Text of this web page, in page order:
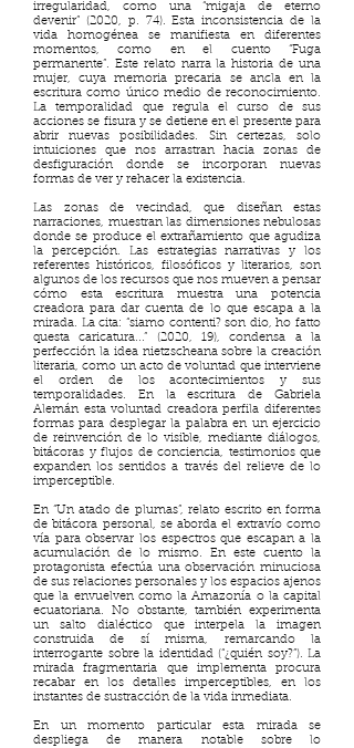
irregularidad, como una “migaja de eterno
devenir” (2020, p. 74). Esta inconsistencia de la
vida homogénea se manifiesta en diferentes
momentos, como en el cuento “Fuga
permanente”. Este relato narra la historia de una
mujer, cuya memoria precaria se ancla en la
escritura como único medio de reconocimiento.
La temporalidad que regula el curso de sus
acciones se fisura y se detiene en el presente para
abrir nuevas posibilidades. Sin certezas, solo
intuiciones que nos arrastran hacia zonas de
desfiguración donde se incorporan nuevas
formas de ver y rehacer la existencia.
Las zonas de vecindad, que diseñan estas
narraciones, muestran las dimensiones nebulosas
donde se produce el extrañamiento que agudiza
la percepción. Las estrategias narrativas y los
referentes históricos, filosóficos y literarios, son
algunos de los recursos que nos mueven a pensar
cómo esta escritura muestra una potencia
creadora para dar cuenta de lo que escapa a la
mirada. La cita: “siamo contenti? son dio, ho fatto
questa caricatura...” (2020, 19), condensa a la
perfección la idea nietzscheana sobre la creación
literaria, como un acto de voluntad que interviene
el orden de los acontecimientos y sus
temporalidades. En la escritura de Gabriela
Alemán esta voluntad creadora perfila diferentes
formas para desplegar la palabra en un ejercicio
de reinvención de lo visible, mediante diálogos,
bitácoras y flujos de conciencia, testimonios que
expanden los sentidos a través del relieve de lo
imperceptible.
En “Un atado de plumas”, relato escrito en forma
de bitácora personal, se aborda el extravío como
vía para observar los espectros que escapan a la
acumulación de lo mismo. En este cuento la
protagonista efectúa una observación minuciosa
de sus relaciones personales y los espacios ajenos
que la envuelven como la Amazonía o la capital
ecuatoriana. No obstante, también experimenta
un salto dialéctico que interpela la imagen
construida de sí misma, remarcando la
interrogante sobre la identidad (“¿quién soy?”). La
mirada fragmentaria que implementa procura
recabar en los detalles imperceptibles, en los
instantes de sustracción de la vida inmediata.
En un momento particular esta mirada se
despliega de manera notable sobre lo